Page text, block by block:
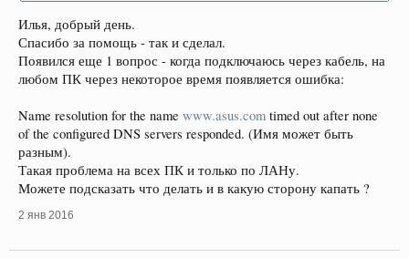
Илья, добрый день.
Спасибо за помощь - так и сделал.
Появился еще 1 вопрос - когда подключаюсь через кабель, на
любом ПК через некоторое время появляется ошибка:
Name resolution for the name www.asus.com timed out after none
of the configured DNS servers responded. (Имя может быть
разным).
Такая проблема на всех ПК и только по ЛАНу.
Можете подсказать что делать и в какую сторону капать ?
2 янв 2016